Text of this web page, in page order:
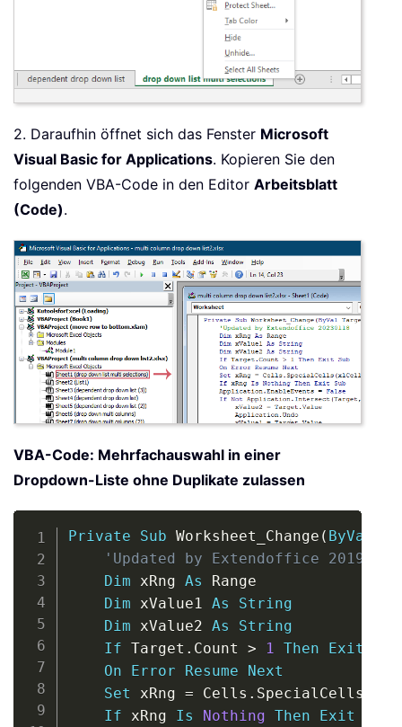
2. Daraufhin öffnet sich das Fenster Microsoft
Visual Basic for Applications. Kopieren Sie den
folgenden VBA-Code in den Editor Arbeitsblatt
(Code).
VBA-Code: Mehrfachauswahl in einer
Dropdown-Liste ohne Duplikate zulassen
Private Sub Worksheet_Change ( ByVal
'Updated by Extendoffice 2019/11/
Dim xRng As Range
Dim xValue1 As
String
Dim xValue2 As
String
If Target . Count > 1 Then Exit
On
Error Resume
Next
Set xRng = Cells . SpecialCells
If xRng Is Nothing Then Exit
Copy